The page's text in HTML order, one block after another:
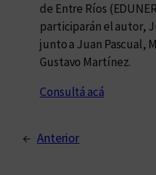
de Entre Ríos
participarán el autor,
junto a Juan Pascual,
Gustavo Martínez.
Consultá acá
← Anterior